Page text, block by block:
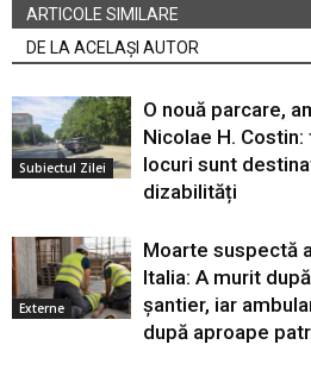
ARTICOLE SIMILARE
DE LA ACELAȘI AUTOR
Subiectul Zilei
O nouă parcare,
Nicolae H.
locuri sunt
dizabilități
Externe
Moarte suspectă
Italia: A murit
șantier, iar
după aproape